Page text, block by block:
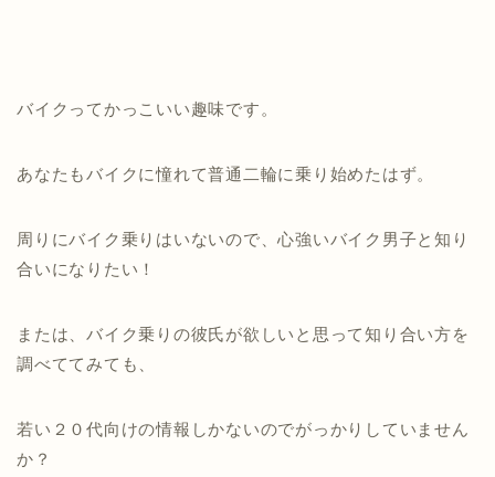
バイクってかっこいい趣味です。
あなたもバイクに憧れて普通二輪に乗り始めたはず。
周りにバイク乗りはいないので、心強いバイク男子と知り
合いになりたい！
または、バイク乗りの彼氏が欲しいと思って知り合い方を
調べててみても、
若い２０代向けの情報しかないのでがっかりしていません
か？